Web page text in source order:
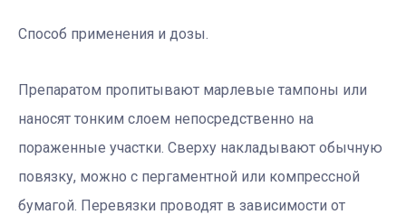
Способ применения и дозы.
Препаратом пропитывают марлевые тампоны или
наносят тонким слоем непосредственно на
пораженные участки. Сверху накладывают обычную
повязку, можно с пергаментной или компрессной
бумагой. Перевязки проводят в зависимости от